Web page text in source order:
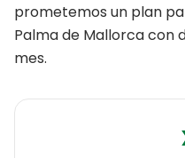
prometemos un plan
Palma de Mallorcacon
mes.